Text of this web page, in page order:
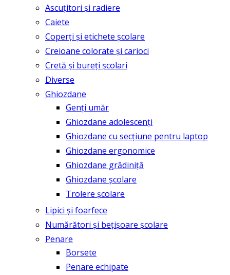
Ascuțitori și radiere
Caiete
Coperți și etichete școlare
Creioane colorate și carioci
Cretă și bureți școlari
Diverse
Ghiozdane
Genți umăr
Ghiozdane adolescenți
Ghiozdane cu secțiune pentru laptop
Ghiozdane ergonomice
Ghiozdane grădiniță
Ghiozdane școlare
Trolere școlare
Lipici și foarfece
Numărători și bețișoare școlare
Penare
Borsete
Penare echipate